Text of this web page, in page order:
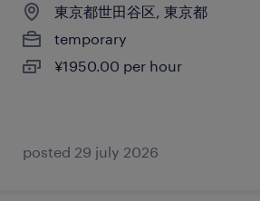
東京都世田谷区, 東京都
temporary
¥1950.00 per hour
posted 29 july 2026